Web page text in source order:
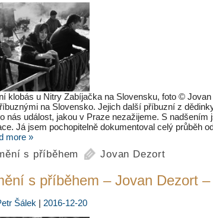
klobás u Nitry Zabíjačka na Slovensku, foto ©
na Slovensko. Jejich další příbuzní z
nás událost, jakou v Praze nezažijeme. S
Já jsem pochopitelně dokumentoval celý průběh
more »
s příběhem Jovan Dezort
s příběhem – Jovan Dezort
Šálek | 2016-12-20